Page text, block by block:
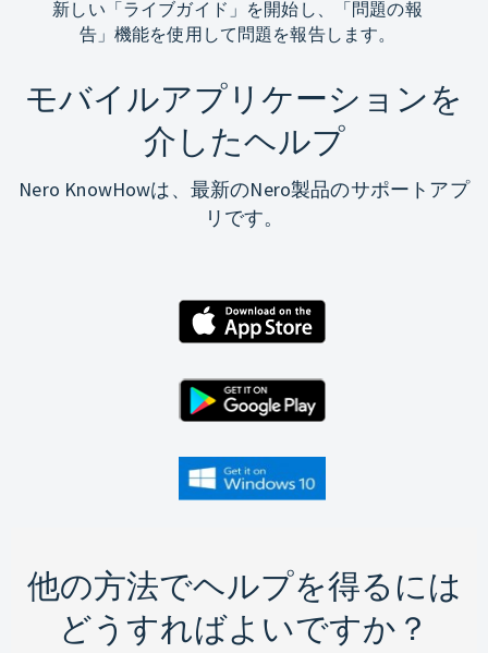
新しい「ライブガイド」を開始し、「問題の報
告」機能を使用して問題を報告します。
モバイルアプリケーションを
介したヘルプ
Nero KnowHowは、最新のNero製品のサポートアプ
リです。
他の方法でヘルプを得るには
どうすればよいですか？